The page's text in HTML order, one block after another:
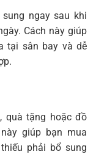
ngay sau khi
Cách này giúp
tại sân bay và dễ
quà tặng hoặc đồ
giúp bạn mua
phải bổ sung